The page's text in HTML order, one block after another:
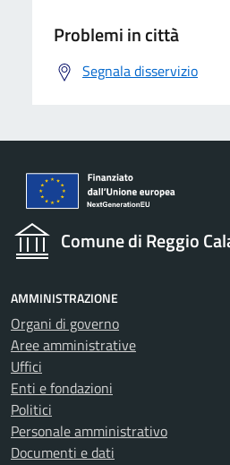
Problemi in città
Segnala disservizio
Comune di Reggio
AMMINISTRAZIONE
Organi di governo
Aree amministrative
Uffici
Enti e fondazioni
Politici
Personale amministrativo
Documenti e dati